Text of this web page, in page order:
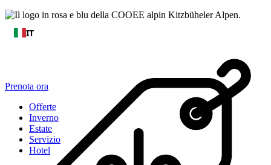
IT
Prenota ora
Offerte
Inverno
Estate
Servizio
Hotel